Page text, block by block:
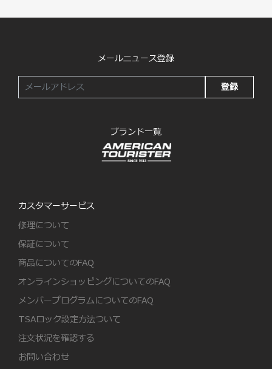
メールニュース登録
登録
ブランド一覧
カスタマーサービス
修理について
保証について
商品についてのFAQ
オンラインショッピングについてのFAQ
メンバープログラムについてのFAQ
TSAロック設定方法ついて
注文状況を確認する
お問い合わせ